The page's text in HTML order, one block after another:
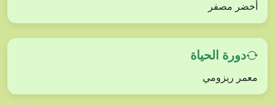
أخضر مصفر
دورة الحياة
معمر ريزومي